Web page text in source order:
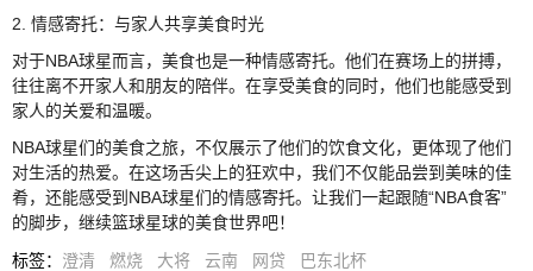
2. 情感寄托：与家人共享美食时光
对于NBA球星而言，美食也是一种情感寄托。他们在赛场上的拼搏，
往往离不开家人和朋友的陪伴。在享受美食的同时，他们也能感受到
家人的关爱和温暖。
NBA球星们的美食之旅，不仅展示了他们的饮食文化，更体现了他们
对生活的热爱。在这场舌尖上的狂欢中，我们不仅能品尝到美味的佳
肴，还能感受到NBA球星们的情感寄托。让我们一起跟随“NBA食客”
的脚步，继续篮球星球的美食世界吧！
标签： 澄清 燃烧 大将 云南 网贷 巴东北杯